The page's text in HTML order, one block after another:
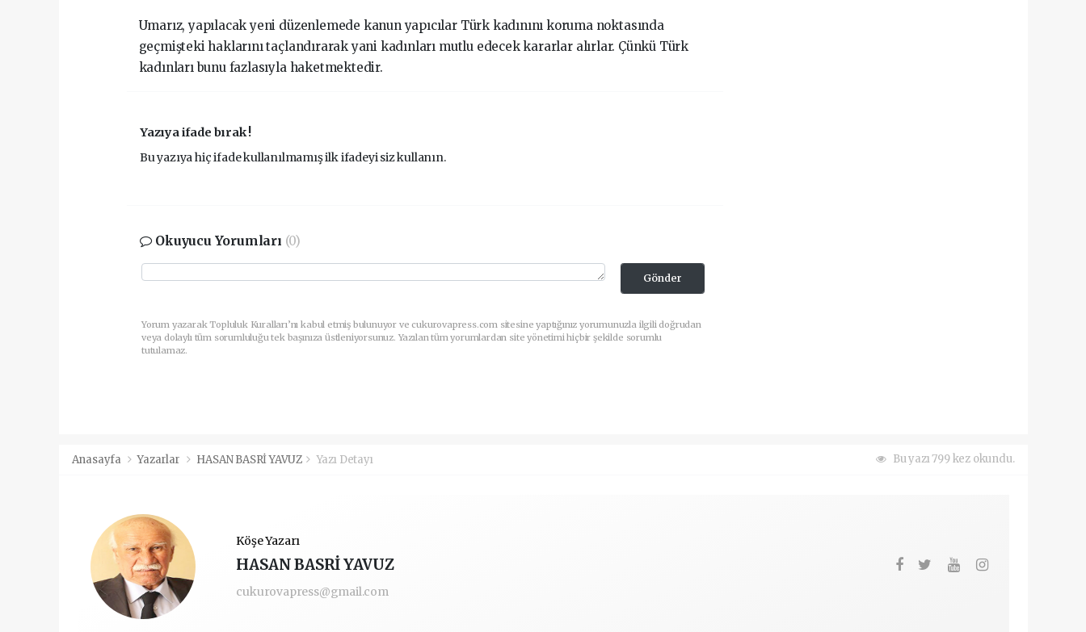
Umarız, yapılacak yeni düzenlemede kanun yapıcılar Türk kadınını koruma noktasında
geçmişteki haklarını taçlandırarak yani kadınları mutlu edecek kararlar alırlar. Çünkü Türk
kadınları bunu fazlasıyla haketmektedir.
Yazıya ifade bırak !
Bu yazıya hiç ifade kullanılmamış ilk ifadeyi siz kullanın.
Okuyucu Yorumları (0)
Gönder
Yorum yazarak Topluluk Kuralları’nı kabul etmiş bulunuyor ve cukurovapress.com sitesine yaptığınız yorumunuzla ilgili doğrudan
veya dolaylı tüm sorumluluğu tek başınıza üstleniyorsunuz. Yazılan tüm yorumlardan site yönetimi hiçbir şekilde sorumlu
tutulamaz.
Anasayfa Yazarlar HASAN BASRİ YAVUZ Yazı Detayı Bu yazı 799 kez okundu.
Köşe Yazarı
HASAN BASRİ YAVUZ
cukurovapress@gmail.com